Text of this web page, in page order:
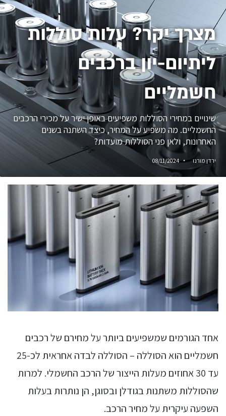
מצרך יקר? עלות סוללות
ליתיום-יון ברכבים
חשמליים
שינויים במחירי הסוללות משפיעים באופן ישיר על מכירי הרכבים
החשמליים. מה משפיע על המחיר, כיצד השתנה בשנים
האחרונות, ולאן פני הסוללות מועדות?
ירדן מורנו 08/11/2024
אחד הגורמים שמשפיעים ביותר על מחירם של רכבים
חשמליים הוא הסוללה – הסוללה לבדה אחראית לכ-25
עד 30 אחוזים מעלות הייצור של הרכב החשמלי. למרות
שהסוללות משתנות בגודלן ובסוגן, הן נותרות בעלות
השפעה עיקרית על מחיר הרכב.